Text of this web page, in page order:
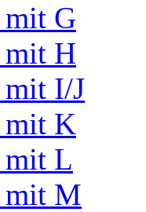
mit G
mit H
mit I/J
mit K
mit L
mit M